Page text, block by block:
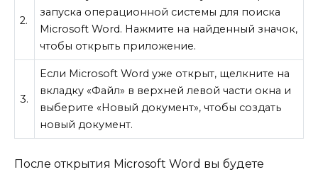
2.
запуска операционной системы для поиска
Microsoft Word. Нажмите на найденный значок,
чтобы открыть приложение.
3.
Если Microsoft Word уже открыт, щелкните на
вкладку «Файл» в верхней левой части окна и
выберите «Новый документ», чтобы создать
новый документ.
После открытия Microsoft Word вы будете